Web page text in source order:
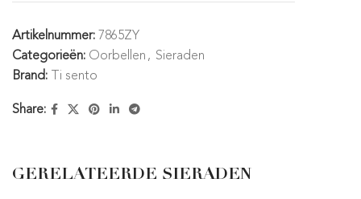
Artikelnummer: 7865ZY
Categorieën: Oorbellen , Sieraden
Brand:
Ti sento
Share:
GERELATEERDE SIERADEN